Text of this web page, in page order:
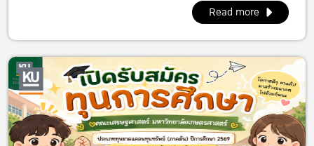
ที่จะพาคุณไปสัมผัสประสบการณ์ฝึกงานจริงกับบริษัท
และ Onsite ณ ประเทศญี่ปุ่น (1.5 เดือน)
สำหรับใครที่อยากเรียนรู้วัฒนธรรมการทำงานแบบญี่ปุ่น
เปิดประสบการณ์ใหม่
พร้อมต่อยอดโอกาสการทำงานกับบริษัทญี่ปุ่นในอนาคต
บอกเลยว่าห้ามพลาด!
Read more